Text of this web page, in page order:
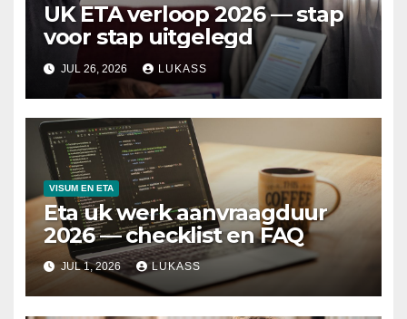
UK ETA verloop 2026 — stap
voor stap uitgelegd
JUL 26, 2026 LUKASS
VISUM EN ETA
Eta uk werk aanvraagduur
2026 — checklist en FAQ
JUL 1, 2026 LUKASS